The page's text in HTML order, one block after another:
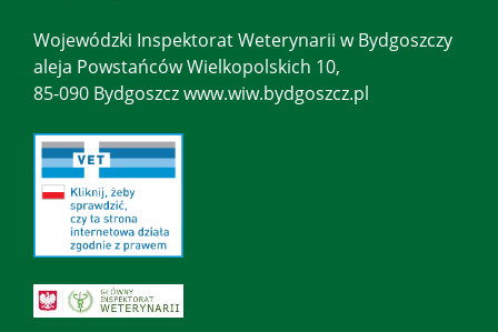
Wojewódzki Inspektorat Weterynarii w Bydgoszczy
aleja Powstańców Wielkopolskich 10,
85-090 Bydgoszcz www.wiw.bydgoszcz.pl